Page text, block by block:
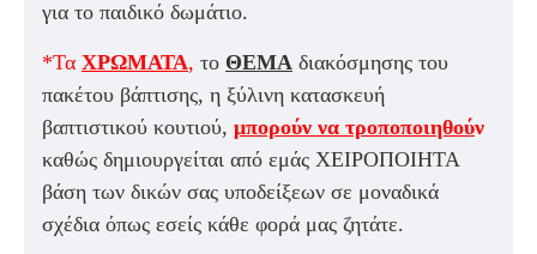
για το παιδικό δωμάτιο.
*Τα ΧΡΩΜΑΤΑ, το ΘΕΜΑ διακόσμησης του
πακέτου βάπτισης, η ξύλινη κατασκευή
βαπτιστικού κουτιού, μπορούν να τροποποιηθούν
καθώς δημιουργείται από εμάς ΧΕΙΡΟΠΟΙΗΤΑ
βάση των δικών σας υποδείξεων σε μοναδικά
σχέδια όπως εσείς κάθε φορά μας ζητάτε.